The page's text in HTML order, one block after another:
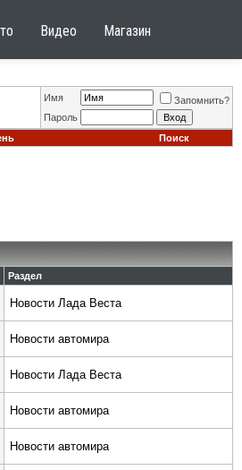
Видео Магазин
Имя
Запомнить?
Пароль
Поиск
Раздел
Новости Лада Веста
Новости автомира
Новости Лада Веста
Новости автомира
Новости автомира